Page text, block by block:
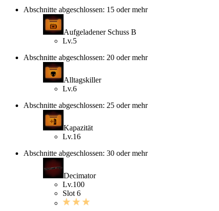
Abschnitte abgeschlossen: 15 oder mehr
Aufgeladener Schuss B
Lv.5
Abschnitte abgeschlossen: 20 oder mehr
Alltagskiller
Lv.6
Abschnitte abgeschlossen: 25 oder mehr
Kapazität
Lv.16
Abschnitte abgeschlossen: 30 oder mehr
Decimator
Lv.100
Slot 6